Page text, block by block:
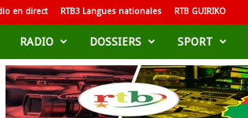
en direct RTB3 Langues nationales RTB GUIRIKO
RADIO DOSSIERS SPORT